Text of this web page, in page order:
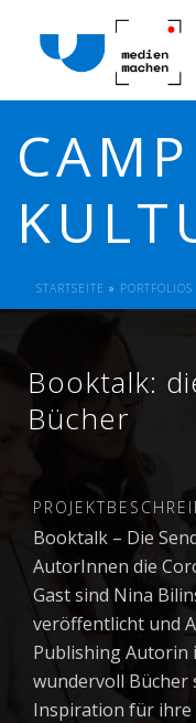
STARTSEITE » PORTFOLIOS
Booktalk:
Bücher
Booktalk – Die
AutorInnen die
Gast sind Nina
veröffentlicht und
Publishing Autorin
wundervoll Bücher
Inspiration für ihre